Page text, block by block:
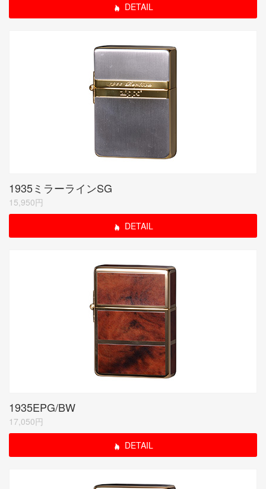
DETAIL
1935ミラーラインSG
15,950円
DETAIL
1935EPG/BW
17,050円
DETAIL